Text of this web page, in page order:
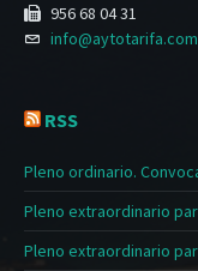
956 68 04 31
info@aytotarifa.com
RSS
Pleno ordinario.
Pleno extraordinario
Pleno extraordinario